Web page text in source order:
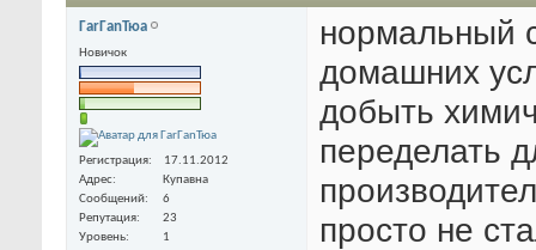
ГarГanТюа
Новичок
Регистрация
17.11.2012
Адрес
Купавна
Сообщений
6
Репутация
23
Уровень
1
нормальный
домашних
добыть
переделать
просто не